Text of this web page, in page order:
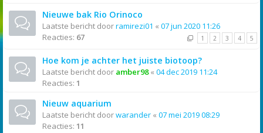
Nieuwe bak Rio Orinoco
Laatste bericht doorramirezi01 « 07 jun 2020 11:26
Reacties: 67 1 2 3 4 5
Hoe kom je achter het juiste biotoop?
Laatste bericht door amber98« 04 dec 2019 11:24
Reacties: 1
Nieuw aquarium
Laatste bericht doorwarander « 07 mei 2019 08:29
Reacties: 11